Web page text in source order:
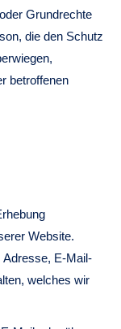
Grundrechte
die den Schutz
betroffenen
Website.
Adresse, E-Mail-
welches wir